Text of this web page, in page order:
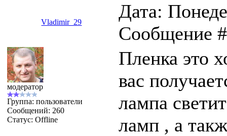
Vladimir_29
Дата:
Сообщение
модератор
Группа: пользователи
Сообщений: 260
Статус: Offline
Пленка это
вас
лампа
ламп , а